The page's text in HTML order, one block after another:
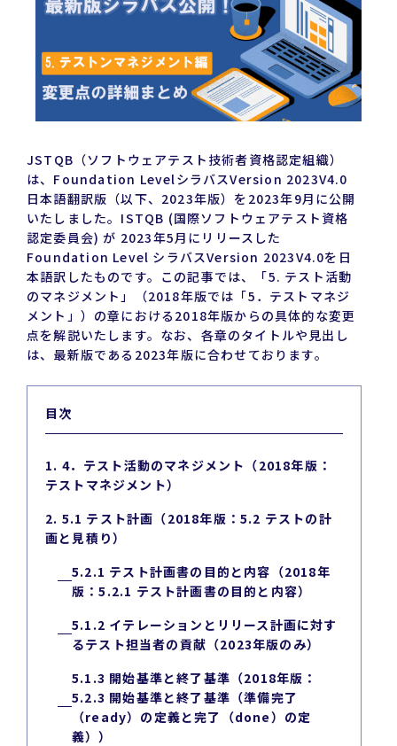
JSTQB（ソフトウェアテスト技術者資格認定組織）
は、Foundation LevelシラバスVersion 2023V4.0
日本語翻訳版（以下、2023年版）を2023年9月に公開
いたしました。ISTQB (国際ソフトウェアテスト資格
認定委員会) が 2023年5月にリリースした
Foundation Level シラバスVersion 2023V4.0を日
本語訳したものです。この記事では、「5. テスト活動
のマネジメント」（2018年版では「5．テストマネジ
メント」）の章における2018年版からの具体的な変更
点を解説いたします。なお、各章のタイトルや見出し
は、最新版である2023年版に合わせております。
目次
1. 4．テスト活動のマネジメント（2018年版：
テストマネジメント）
2. 5.1 テスト計画（2018年版：5.2 テストの計
画と見積り）
5.2.1 テスト計画書の目的と内容（2018年
版：5.2.1 テスト計画書の目的と内容）
5.1.2 イテレーションとリリース計画に対す
るテスト担当者の貢献（2023年版のみ）
5.1.3 開始基準と終了基準（2018年版：
5.2.3 開始基準と終了基準（準備完了
（ready）の定義と完了（done）の定
義））